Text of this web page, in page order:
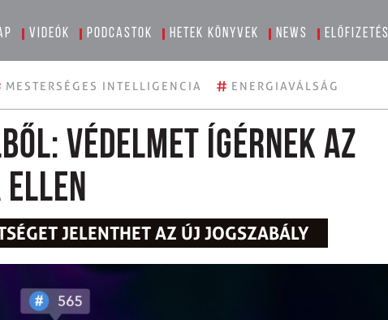
Videók Podcastok Hetek könyvek News Előfizetés
MESTERSÉGES INTELLIGENCIA # ENERGIAVÁLSÁG
védelmet ígérnek az
ellen
JELENTHET AZ ÚJ JOGSZABÁLY